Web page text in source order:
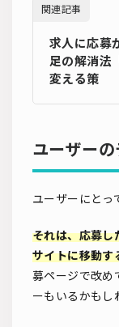
関連記事
求人に応募
足の解消法
変える策
ユーザー
ユーザーにとっ
それは、応募し
サイトに移動す
募ページで改め
ーもいるかもし